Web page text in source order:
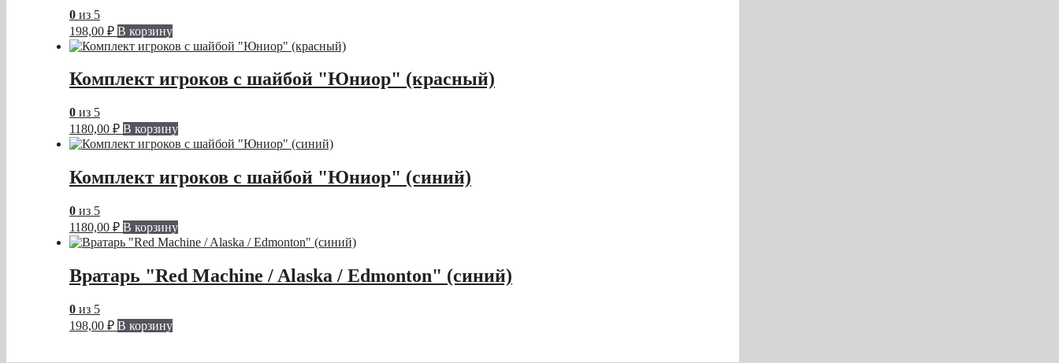
0 из 5
198,00 ₽ В корзину
Комплект игроков с шайбой "Юниор" (красный)
0 из 5
1180,00 ₽ В корзину
Комплект игроков с шайбой "Юниор" (синий)
0 из 5
1180,00 ₽ В корзину
Вратарь "Red Machine / Alaska / Edmonton" (синий)
0 из 5
198,00 ₽ В корзину